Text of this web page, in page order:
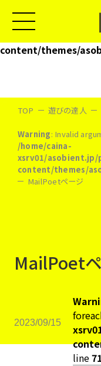
Warning
: Invalid
/home/caina-
content/themes/
TOP 遊びの達人
Warning: Invalid
/home/caina-
xsrv01/
content/themes/
MailPoetページ
MailPoet
2023/09/15
line